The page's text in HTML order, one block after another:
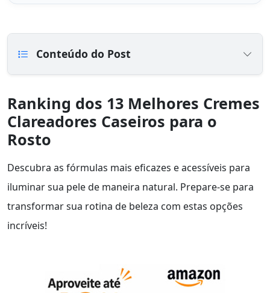
Conteúdo do Post
Ranking dos 13 Melhores Cremes
Clareadores Caseiros para o
Rosto
Descubra as fórmulas mais eficazes e acessíveis para
iluminar sua pele de maneira natural. Prepare-se para
transformar sua rotina de beleza com estas opções
incríveis!